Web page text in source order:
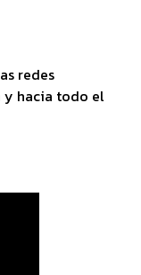
redes
y hacia todo el